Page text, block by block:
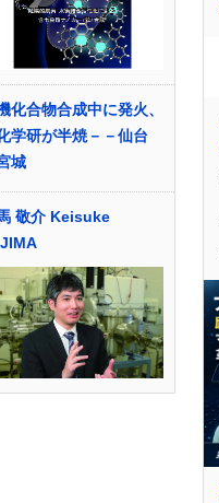
化合物合成中に発火、
学研が半焼－－仙台
城
敬介 Keisuke